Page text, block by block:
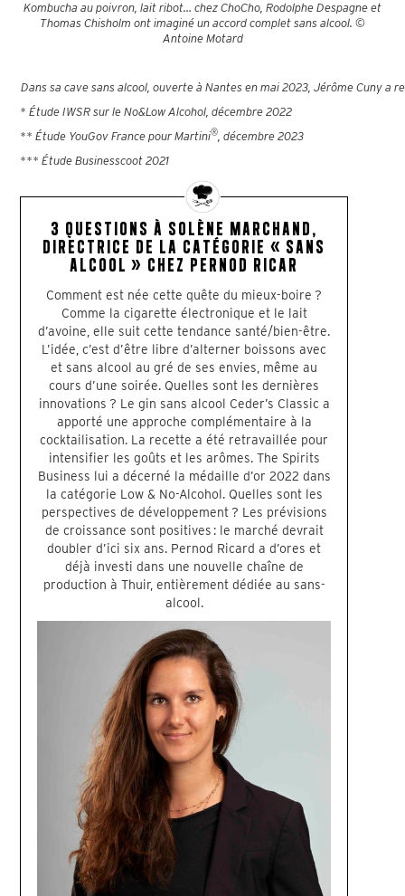
Kombucha au poivron, lait ribot… chez ChoCho, Rodolphe Despagne et
Thomas Chisholm ont imaginé un accord complet sans alcool. ©
Antoine Motard
Dans sa cave sans alcool, ouverte à Nantes en mai 2023, Jérôme Cuny a
* Étude IWSR sur le No&Low Alcohol, décembre 2022
** Étude YouGov France pour Martini®, décembre 2023
*** Étude Businesscoot 2021
3 QUESTIONS À SOLÈNE MARCHAND,
DIRECTRICE DE LA CATÉGORIE « SANS
ALCOOL » CHEZ PERNOD RICAR
Comment est née cette quête du mieux-boire ?
Comme la cigarette électronique et le lait
d’avoine, elle suit cette tendance santé/bien-être.
L’idée, c’est d’être libre d’alterner boissons avec
et sans alcool au gré de ses envies, même au
cours d’une soirée. Quelles sont les dernières
innovations ? Le gin sans alcool Ceder’s Classic a
apporté une approche complémentaire à la
cocktailisation. La recette a été retravaillée pour
intensifier les goûts et les arômes. The Spirits
Business lui a décerné la médaille d’or 2022 dans
la catégorie Low & No-Alcohol. Quelles sont les
perspectives de développement ? Les prévisions
de croissance sont positives : le marché devrait
doubler d’ici six ans. Pernod Ricard a d’ores et
déjà investi dans une nouvelle chaîne de
production à Thuir, entièrement dédiée au sans-
alcool.